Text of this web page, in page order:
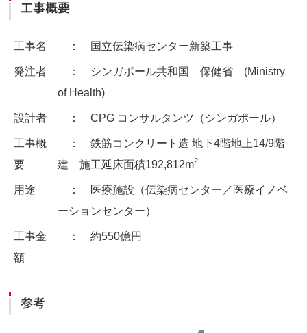
工事概要
工事名 ： 国立伝染病センター新築工事
発注者
： シンガポール共和国 保健省 (Ministry
of Health)
設計者 ： CPG コンサルタンツ（シンガポール）
工事概
要
： 鉄筋コンクリート造 地下4階地上14/9階
建 施工延床面積192,812m2
用途
： 医療施設（伝染病センター／医療イノベ
ーションセンター）
工事金
額
： 約550億円
参考